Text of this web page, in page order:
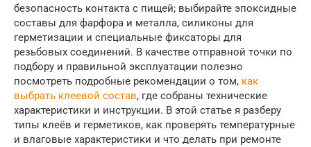
безопасность контакта с пищей; выбирайте эпоксидные
составы для фарфора и металла, силиконы для
герметизации и специальные фиксаторы для
резьбовых соединений. В качестве отправной точки по
подбору и правильной эксплуатации полезно
посмотреть подробные рекомендации о том, как
выбрать клеевой состав, где собраны технические
характеристики и инструкции. В этой статье я разберу
типы клеёв и герметиков, как проверять температурные
и влаговые характеристики и что делать при ремонте